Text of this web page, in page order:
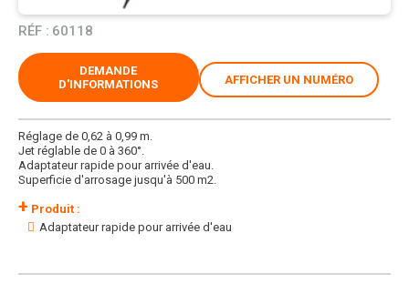
RÉF : 60118
+ Produit :
Adaptateur rapide pour arrivée d'eau
Réglage de 0,62 à 0,99 m.
Jet réglable de 0 à 360°.
Adaptateur rapide pour arrivée d'eau.
Superficie d'arrosage jusqu'à 500 m2.
DEMANDE
D'INFORMATIONS
AFFICHER UN NUMÉRO